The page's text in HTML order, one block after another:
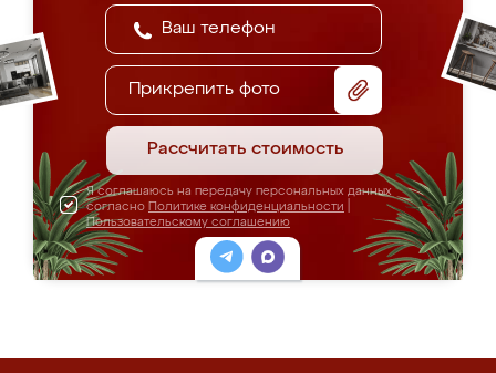
Прикрепить фото
Рассчитать стоимость
Я соглашаюсь на передачу персональных данных
согласно Политике конфиденциальности
Пользовательскому соглашению